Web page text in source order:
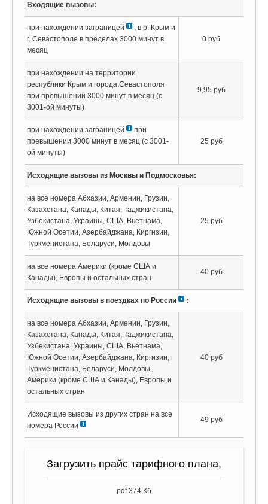
Входящие вызовы:
при нахождении заграницей
, в р. Крым и
г. Севастополе в пределах 3000 минут в
месяц
0 руб
при нахождении на территории
республики Крым и города Севастополя
при превышении 3000 минут в месяц (с
3001-ой минуты)
9,95 руб
при нахождении заграницей
при
превышении 3000 минут в месяц (с 3001-
ой минуты)
25 руб
Исходящие вызовы из Москвы и Подмосковья:
на все номера Абхазии, Армении, Грузии,
Казахстана, Канады, Китая, Таджикистана,
Узбекистана, Украины, США, Вьетнама,
Южной Осетии, Азербайджана, Киргизии,
Туркменистана, Беларуси, Молдовы
25 руб
на все номера Америки (кроме США и
Канады), Европы и остальных стран
40 руб
Исходящие вызовы в поездках по России :
на все номера Абхазии, Армении, Грузии,
Казахстана, Канады, Китая, Таджикистана,
Узбекистана, Украины, США, Вьетнама,
Южной Осетии, Азербайджана, Киргизии,
Туркменистана, Беларуси, Молдовы,
Америки (кроме США и Канады), Европы и
остальных стран
40 руб
Исходящие вызовы из других стран на все
номера России
49 руб
Загрузить прайс тарифного плана,
pdf 374 Кб